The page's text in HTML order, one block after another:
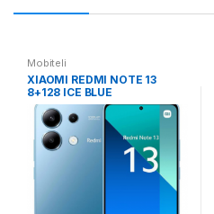
Mobiteli
XIAOMI REDMI NOTE 13
8+128 ICE BLUE